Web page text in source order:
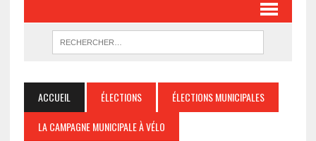
ACCUEIL ÉLECTIONS
ÉLECTIONS MUNICIPALES
LA CAMPAGNE MUNICIPALE À VÉLO